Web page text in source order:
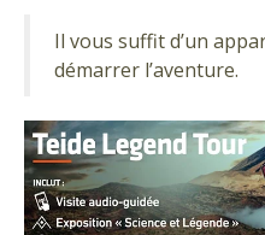
Il vous suffit d’un
démarrer l’aventure.